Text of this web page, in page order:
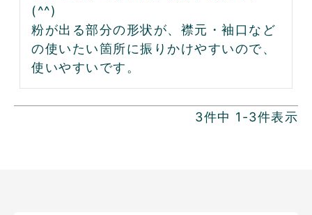
(^^)
粉が出る部分の形状が、襟元・袖口など
の使いたい箇所に振りかけやすいので、
使いやすいです。
3件中 1 -3件表示